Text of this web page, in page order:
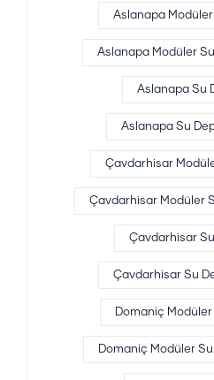
Aslanapa
Aslanapa Modüler
Aslanapa Su
Aslanapa Su
Çavdarhisar
Çavdarhisar Modüler
Çavdarhisar
Çavdarhisar Su
Domaniç
Domaniç Modüler Su